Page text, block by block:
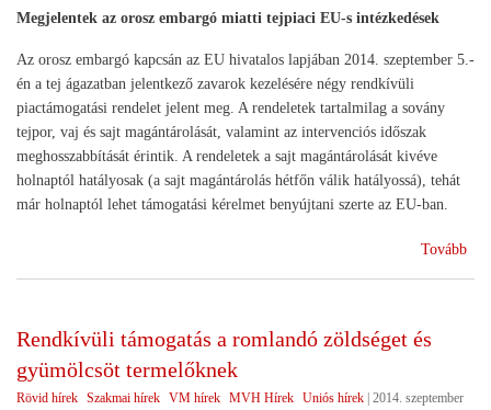
Megjelentek az orosz embargó miatti tejpiaci EU-s intézkedések
Az orosz embargó kapcsán az EU hivatalos lapjában 2014. szeptember 5.-
én a tej ágazatban jelentkező zavarok kezelésére négy rendkívüli
piactámogatási rendelet jelent meg. A rendeletek tartalmilag a sovány
tejpor, vaj és sajt magántárolását, valamint az intervenciós időszak
meghosszabbítását érintik. A rendeletek a sajt magántárolását kivéve
holnaptól hatályosak (a sajt magántárolás hétfőn válik hatályossá), tehát
már holnaptól lehet támogatási kérelmet benyújtani szerte az EU-ban.
Tovább
Rendkívüli támogatás a romlandó zöldséget és
gyümölcsöt termelőknek
Rövid hírek Szakmai hírek VM hírek MVH Hírek Uniós hírek 2014. szeptember